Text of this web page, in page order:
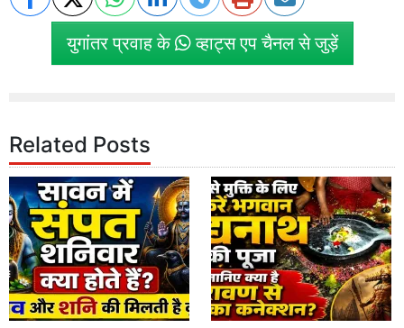
युगांतर प्रवाह के व्हाट्स एप चैनल से जुड़ें
Related Posts